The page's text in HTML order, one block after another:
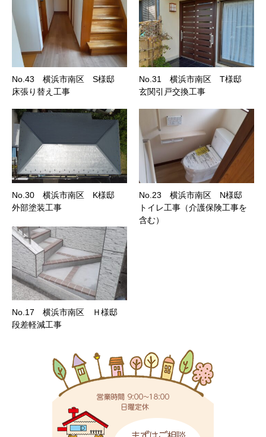
No.43 横浜市南区 S様邸
床張り替え工事
No.31 横浜市南区 T様邸
玄関引戸交換工事
No.30 横浜市南区 K様邸
外部塗装工事
No.23 横浜市南区 N様邸
トイレ工事（介護保険工事を
含む）
No.17 横浜市南区 Ｈ様邸
段差軽減工事